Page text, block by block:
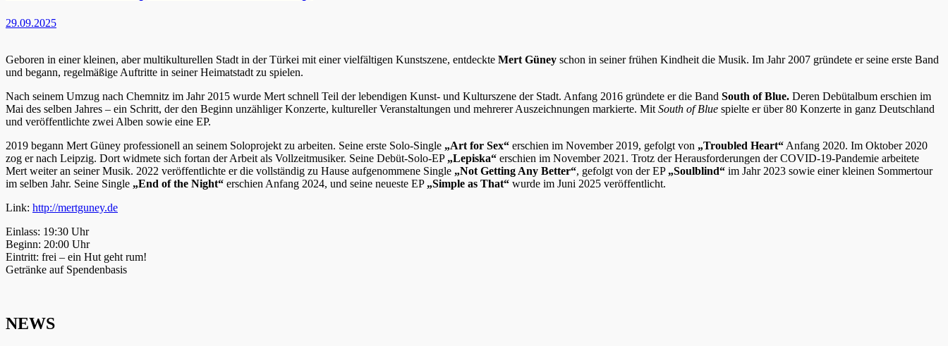
29.09.2025
Geboren in einer kleinen, aber multikulturellen Stadt in der Türkei mit einer vielfältigen Kunstszene, entdeckte Mert Güney schon in seiner frühen Kindheit die Musik. Im Jahr 2007 gründete er seine erste Band
und begann, regelmäßige Auftritte in seiner Heimatstadt zu spielen.
Nach seinem Umzug nach Chemnitz im Jahr 2015 wurde Mert schnell Teil der lebendigen Kunst- und Kulturszene der Stadt. Anfang 2016 gründete er die Band South of Blue. Deren Debütalbum erschien im
Mai des selben Jahres – ein Schritt, der den Beginn unzähliger Konzerte, kultureller Veranstaltungen und mehrerer Auszeichnungen markierte. Mit South of Blue spielte er über 80 Konzerte in ganz Deutschland
und veröffentlichte zwei Alben sowie eine EP.
2019 begann Mert Güney professionell an seinem Soloprojekt zu arbeiten. Seine erste Solo-Single „Art for Sex“ erschien im November 2019, gefolgt von „Troubled Heart“ Anfang 2020. Im Oktober 2020
zog er nach Leipzig. Dort widmete sich fortan der Arbeit als Vollzeitmusiker. Seine Debüt-Solo-EP „Lepiska“ erschien im November 2021. Trotz der Herausforderungen der COVID-19-Pandemie arbeitete
Mert weiter an seiner Musik. 2022 veröffentlichte er die vollständig zu Hause aufgenommene Single „Not Getting Any Better“, gefolgt von der EP „Soulblind“ im Jahr 2023 sowie einer kleinen Sommertour
im selben Jahr. Seine Single „End of the Night“ erschien Anfang 2024, und seine neueste EP „Simple as That“ wurde im Juni 2025 veröffentlicht.
Link: http://mertguney.de
Einlass: 19:30 Uhr
Beginn: 20:00 Uhr
Eintritt: frei – ein Hut geht rum!
Getränke auf Spendenbasis
NEWS